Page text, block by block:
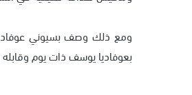
ومع ذلك وصف بسيوني
بعوفاديا يوسف ذات يوم